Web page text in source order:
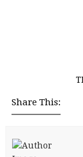
Share This: